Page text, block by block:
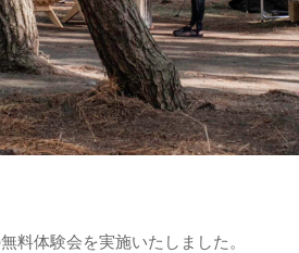
料体験会を実施いたしました。